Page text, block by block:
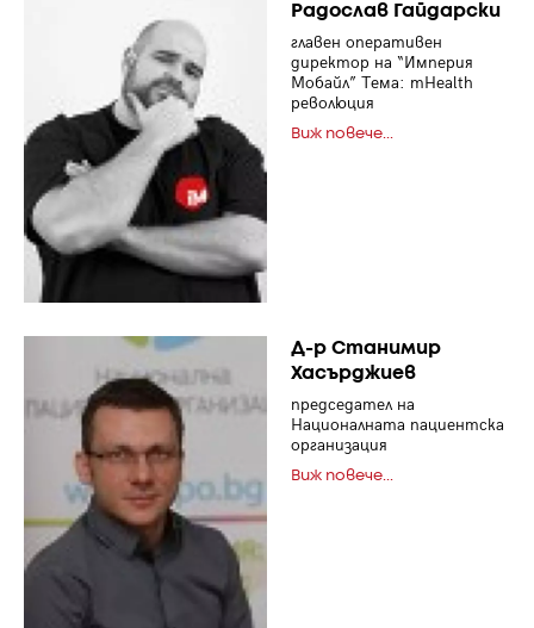
Радослав Гайдарски
главен оперативен
директор на “Империя
Мобайл” Тема: mHealth
революция
Виж повече...
Д-р Станимир
Хасърджиев
председател на
Националната пациентска
организация
Виж повече...